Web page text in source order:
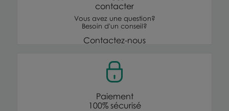
contacter
Vous avez une question?
Besoin d'un conseil?
Contactez-nous
Paiement
100% sécurisé